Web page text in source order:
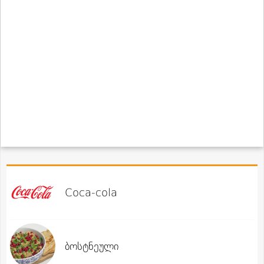
Coca-cola
ბოსტნეული